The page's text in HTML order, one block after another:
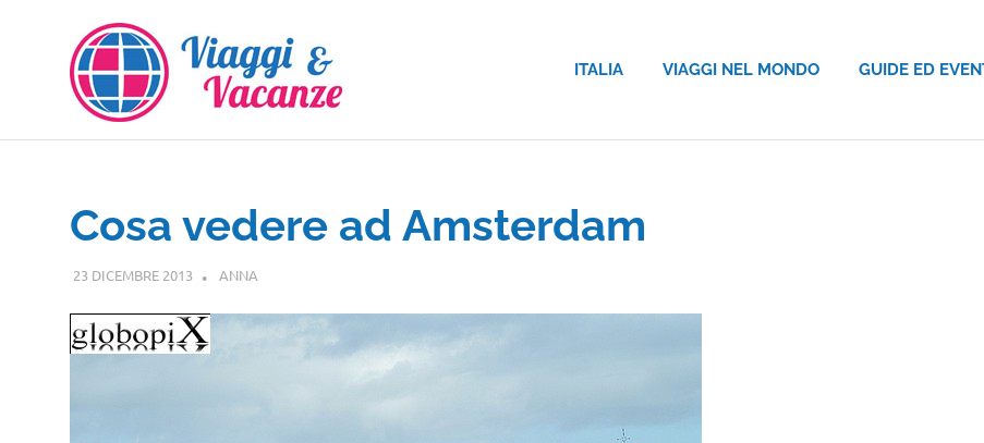
contenuto
ITALIA VIAGGI NEL MONDO GUIDE ED
Cosa vedere ad Amsterdam
23 DICEMBRE 2013 ANNA